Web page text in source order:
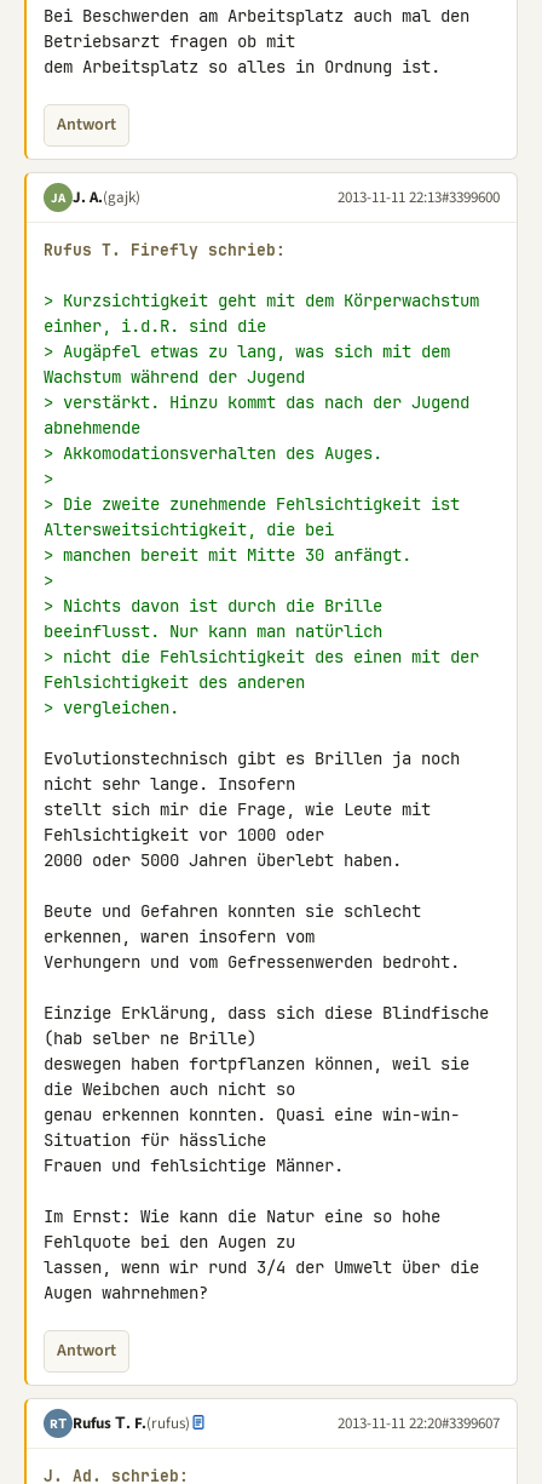
Bei Beschwerden am Arbeitsplatz auch mal den
Betriebsarzt fragen ob mit
dem Arbeitsplatz so alles in Ordnung ist.
Antwort
JA J. A.(gajk) 2013-11-11 22:13#3399600
Rufus Τ. Firefly schrieb:
> Kurzsichtigkeit geht mit dem Körperwachstum
einher, i.d.R. sind die
> Augäpfel etwas zu lang, was sich mit dem
Wachstum während der Jugend
> verstärkt. Hinzu kommt das nach der Jugend
abnehmende
> Akkomodationsverhalten des Auges.
>
> Die zweite zunehmende Fehlsichtigkeit ist
Altersweitsichtigkeit, die bei
> manchen bereit mit Mitte 30 anfängt.
>
> Nichts davon ist durch die Brille
beeinflusst. Nur kann man natürlich
> nicht die Fehlsichtigkeit des einen mit der
Fehlsichtigkeit des anderen
> vergleichen.
Evolutionstechnisch gibt es Brillen ja noch
nicht sehr lange. Insofern
stellt sich mir die Frage, wie Leute mit
Fehlsichtigkeit vor 1000 oder
2000 oder 5000 Jahren überlebt haben.
Beute und Gefahren konnten sie schlecht
erkennen, waren insofern vom
Verhungern und vom Gefressenwerden bedroht.
Einzige Erklärung, dass sich diese Blindfische
(hab selber ne Brille)
deswegen haben fortpflanzen können, weil sie
die Weibchen auch nicht so
genau erkennen konnten. Quasi eine win-win-
Situation für hässliche
Frauen und fehlsichtige Männer.
Im Ernst: Wie kann die Natur eine so hohe
Fehlquote bei den Augen zu
lassen, wenn wir rund 3/4 der Umwelt über die
Augen wahrnehmen?
Antwort
RΤ Rufus Τ. F.(rufus) 2013-11-11 22:20#3399607
J. Ad. schrieb: